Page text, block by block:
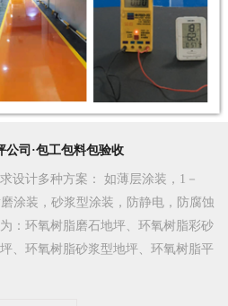
公司·包工包料包验收
设计多种方案 ： 如薄层涂装，1－
涂装，砂浆型涂装，防静电，防腐蚀
：环氧树脂磨石地坪、环氧树脂彩砂
、环氧树脂砂浆型地坪、环氧树脂平